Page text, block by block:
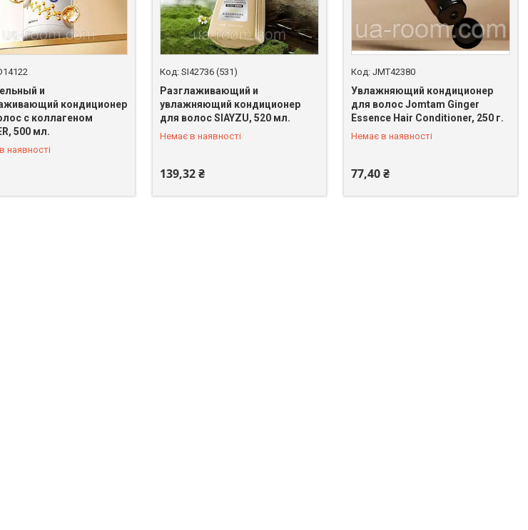
и
кондиционер
с коллагеном
500 мл.
наявності
398-64-94
SI42736 (531)
Разглаживающий и
увлажняющий кондиционер
для волос SIAYZU, 520 мл.
Немає в наявності
139,32 ₴
JMT42380
Увлажняющий кондиционер
для волос Jomtam Ginger
Essence Hair Conditioner, 250 г.
Немає в наявності
77,40 ₴